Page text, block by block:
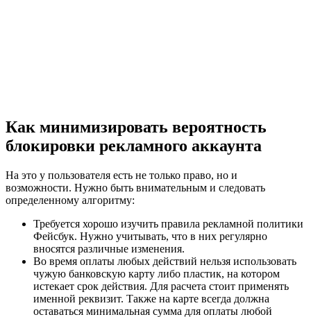
Как минимизировать вероятность
блокировки рекламного аккаунта
На это у пользователя есть не только право, но и
возможности. Нужно быть внимательным и следовать
определенному алгоритму:
Требуется хорошо изучить правила рекламной политики
Фейсбук. Нужно учитывать, что в них регулярно
вносятся различные изменения.
Во время оплаты любых действий нельзя использовать
чужую банковскую карту либо пластик, на котором
истекает срок действия. Для расчета стоит применять
именной реквизит. Также на карте всегда должна
оставаться минимальная сумма для оплаты любой